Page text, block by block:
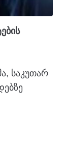
საკუთარ